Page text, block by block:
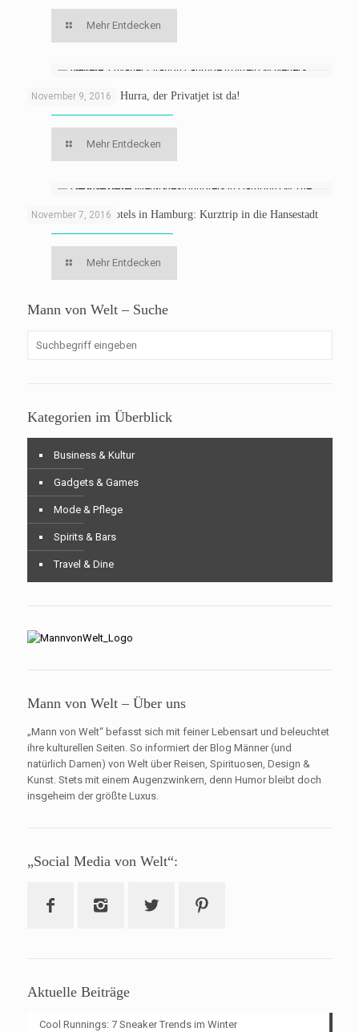
Mehr Entdecken
November 9, 2016
Fliegen mit Netjets: Hurra, der Privatjet ist da!
Mehr Entdecken
November 7, 2016
Die besten Designhotels in Hamburg: Kurztrip in die Hansestadt
Mehr Entdecken
Mann von Welt – Suche
Kategorien im Überblick
Business & Kultur
Gadgets & Games
Mode & Pflege
Spirits & Bars
Travel & Dine
Mann von Welt – Über uns
„Mann von Welt“ befasst sich mit feiner Lebensart und beleuchtet
ihre kulturellen Seiten. So informiert der Blog Männer (und
natürlich Damen) von Welt über Reisen, Spirituosen, Design &
Kunst. Stets mit einem Augenzwinkern, denn Humor bleibt doch
insgeheim der größte Luxus.
„Social Media von Welt“:
Aktuelle Beiträge
Cool Runnings: 7 Sneaker Trends im Winter